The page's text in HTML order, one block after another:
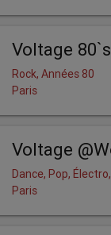
Voltage 80`s
Rock, Années 80
Paris
Voltage
Dance, Pop,
Paris